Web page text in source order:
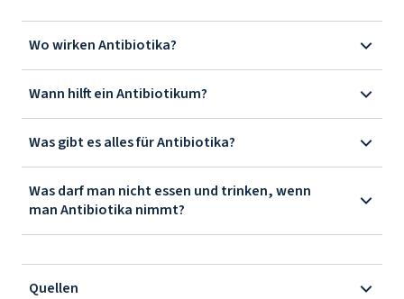
Wo wirken Antibiotika?
Wann hilft ein Antibiotikum?
Was gibt es alles für Antibiotika?
Was darf man nicht essen und trinken, wenn
man Antibiotika nimmt?
Quellen